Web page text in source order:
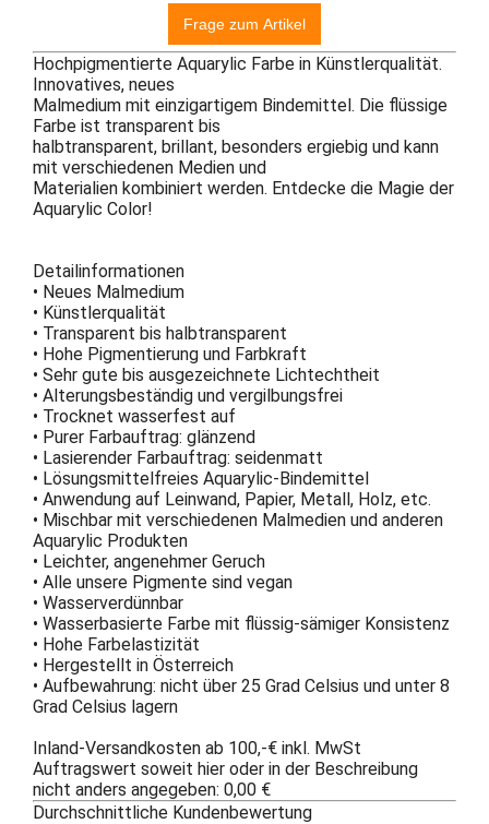
Hochpigmentierte Aquarylic Farbe in Künstlerqualität.
Innovatives, neues
Malmedium mit einzigartigem Bindemittel. Die flüssige
Farbe ist transparent bis
halbtransparent, brillant, besonders ergiebig und kann
mit verschiedenen Medien und
Materialien kombiniert werden. Entdecke die Magie der
Aquarylic Color!
Detailinformationen
• Neues Malmedium
• Künstlerqualität
• Transparent bis halbtransparent
• Hohe Pigmentierung und Farbkraft
• Sehr gute bis ausgezeichnete Lichtechtheit
• Alterungsbeständig und vergilbungsfrei
• Trocknet wasserfest auf
• Purer Farbauftrag: glänzend
• Lasierender Farbauftrag: seidenmatt
• Lösungsmittelfreies Aquarylic-Bindemittel
• Anwendung auf Leinwand, Papier, Metall, Holz, etc.
• Mischbar mit verschiedenen Malmedien und anderen
Aquarylic Produkten
• Leichter, angenehmer Geruch
• Alle unsere Pigmente sind vegan
• Wasserverdünnbar
• Wasserbasierte Farbe mit flüssig-sämiger Konsistenz
• Hohe Farbelastizität
• Hergestellt in Österreich
• Aufbewahrung: nicht über 25 Grad Celsius und unter 8
Grad Celsius lagern
Inland-Versandkosten ab 100,-€ inkl. MwSt
Auftragswert soweit hier oder in der Beschreibung
nicht anders angegeben: 0,00 €
Durchschnittliche Kundenbewertung